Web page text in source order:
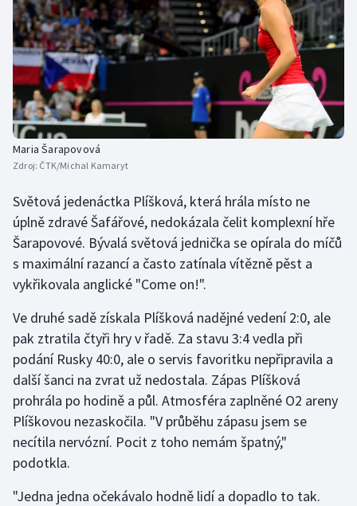
Maria Šarapovová
Zdroj: ČTK/Michal Kamaryt
Světová jedenáctka Plíšková, která hrála místo ne
úplně zdravé Šafářové, nedokázala čelit komplexní hře
Šarapovové. Bývalá světová jednička se opírala do míčů
s maximální razancí a často zatínala vítězně pěst a
vykřikovala anglické "Come on!".
Ve druhé sadě získala Plíšková nadějné vedení 2:0, ale
pak ztratila čtyři hry v řadě. Za stavu 3:4 vedla při
podání Rusky 40:0, ale o servis favoritku nepřipravila a
další šanci na zvrat už nedostala. Zápas Plíšková
prohrála po hodině a půl. Atmosféra zaplněné O2 areny
Plíškovou nezaskočila. "V průběhu zápasu jsem se
necítila nervózní. Pocit z toho nemám špatný,"
podotkla.
"Jedna jedna očekávalo hodně lidí a dopadlo to tak.